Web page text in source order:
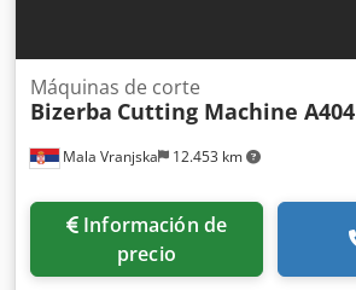
Mala Vranjska 12.453 km
Máquinas de corte
Bizerba Cutting Machine A404
Información de
precio